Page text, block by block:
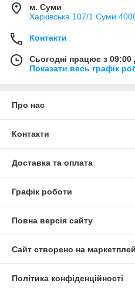
м. Суми
Харківська 107/1 Суми
Контакти
Сьогодні працює з 09:00
Показати весь графік
Про нас
Контакти
Доставка та оплата
Графік роботи
Повна версія сайту
Сайт створено на
Політика конфіденційності